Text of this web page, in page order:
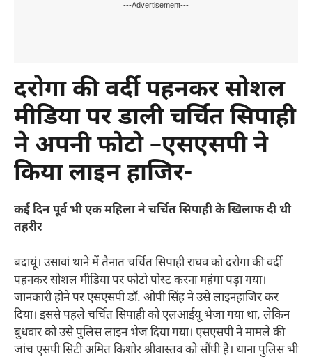
---Advertisement---
दरोगा की वर्दी पहनकर सोशल
मीडिया पर डाली चर्चित सिपाही
ने अपनी फोटो –एसएसपी ने
किया लाइन हाजिर-
कई दिन पूर्व भी एक महिला ने चर्चित सिपाही के खिलाफ दी थी
तहरीर
बदायूं। उसावां थाने में तैनात चर्चित सिपाही राघव को दरोगा की वर्दी
पहनकर सोशल मीडिया पर फोटो पोस्ट करना महंगा पड़ा गया।
जानकारी होने पर एसएसपी डॉ. ओपी सिंह ने उसे लाइनहाजिर कर
दिया। इससे पहले चर्चित सिपाही को एलआईयू भेजा गया था, लेकिन
बुधवार को उसे पुलिस लाइन भेज दिया गया। एसएसपी ने मामले की
जांच एसपी सिटी अमित किशोर श्रीवास्तव को सौंपी है। थाना पुलिस भी